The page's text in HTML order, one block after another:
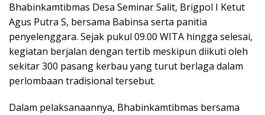
Bhabinkamtibmas Desa Seminar Salit, Brigpol I Ketut
Agus Putra S, bersama Babinsa serta panitia
penyelenggara. Sejak pukul 09.00 WITA hingga selesai,
kegiatan berjalan dengan tertib meskipun diikuti oleh
sekitar 300 pasang kerbau yang turut berlaga dalam
perlombaan tradisional tersebut.
Dalam pelaksanaannya, Bhabinkamtibmas bersama